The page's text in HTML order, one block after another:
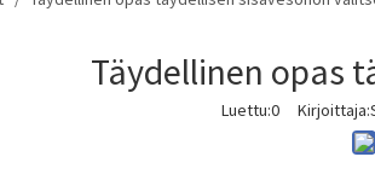
Täydellinen opas
Luettu:0